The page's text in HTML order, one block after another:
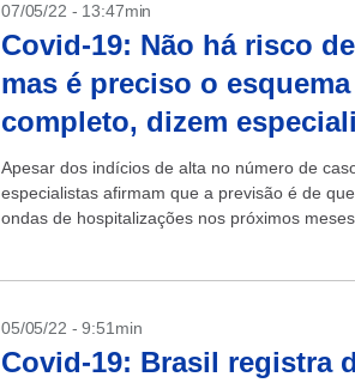
07/05/22 - 13:47min
Covid-19: Não há risco
mas é preciso o
completo, dizem
Apesar dos indícios de alta no número de
especialistas afirmam que a previsão é de
ondas de hospitalizações nos próximos
05/05/22 - 9:51min
Covid-19: Brasil registra